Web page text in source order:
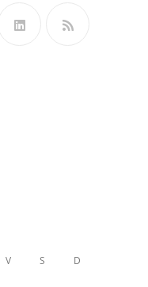
V S D